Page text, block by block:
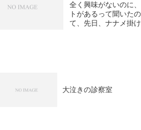
全く興味がないのに
トがあるって聞いた
て、先日、ナナメ掛
大泣きの診察室